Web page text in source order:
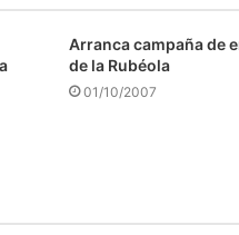
Arranca campaña de
de la Rubéola
01/10/2007